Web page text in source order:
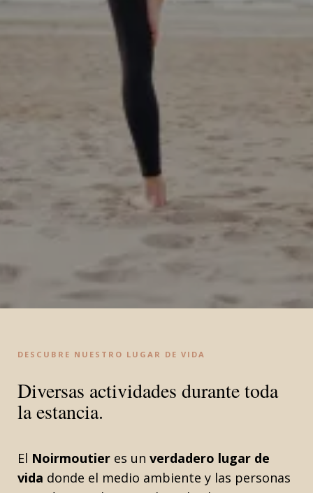
DESCUBRE NUESTRO LUGAR DE VIDA
Diversas actividades durante toda
la estancia.
El Noirmoutier es un verdadero lugar de
vida donde el medio ambiente y las personas